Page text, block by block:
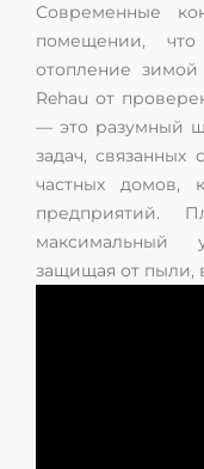
Современные
помещении,
отопление
Rehau от
— это разумный
задач, связанных
частных домов,
предприятий.
максимальный
защищая от пыли,